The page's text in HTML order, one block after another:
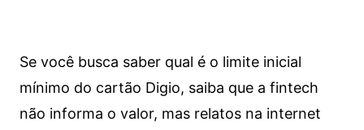
Se você busca saber qual é o limite inicial
mínimo do cartão Digio, saiba que a fintech
não informa o valor, mas relatos na internet